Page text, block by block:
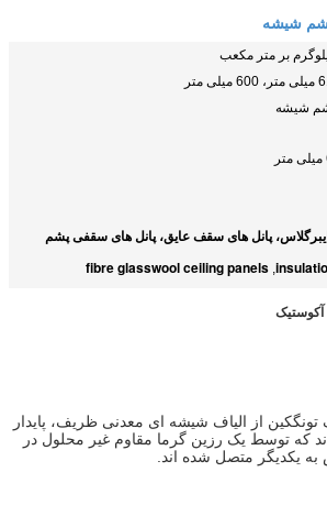
شیشه
شیشه
پانل های سقف عایق، پانل های سقفی پشم
,
fibre glasswool ceiling panels
از الیاف شیشه ای معدنی ظریف، پایدار
که توسط یک رزین گرما مقاوم غیر محلول در
یکدیگر متصل شده اند.